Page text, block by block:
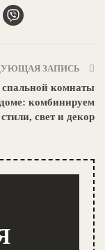
ЗАПИСЬ
спальной комнаты
комбинируем
стили, свет и декор